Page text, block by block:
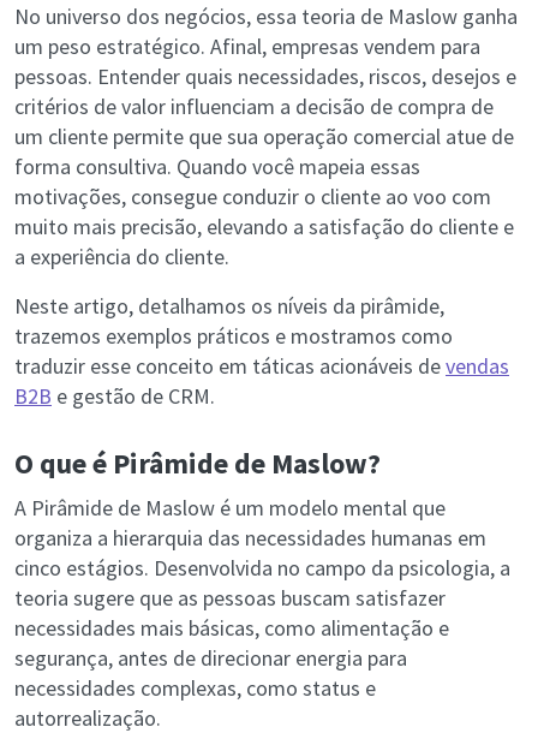
No universo dos negócios, essa teoria de Maslow ganha
um peso estratégico. Afinal, empresas vendem para
pessoas. Entender quais necessidades, riscos, desejos e
critérios de valor influenciam a decisão de compra de
um cliente permite que sua operação comercial atue de
forma consultiva. Quando você mapeia essas
motivações, consegue conduzir o cliente ao voo com
muito mais precisão, elevando a satisfação do cliente e
a experiência do cliente.
Neste artigo, detalhamos os níveis da pirâmide,
trazemos exemplos práticos e mostramos como
traduzir esse conceito em táticas acionáveis devendas
B2B e gestão de CRM.
O que é Pirâmide de Maslow?
A Pirâmide de Maslow é um modelo mental que
organiza a hierarquia das necessidades humanas em
cinco estágios. Desenvolvida no campo da psicologia, a
teoria sugere que as pessoas buscam satisfazer
necessidades mais básicas, como alimentação e
segurança, antes de direcionar energia para
necessidades complexas, como status e
autorrealização.